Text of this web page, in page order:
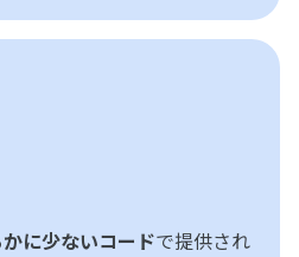
に少ないコードで提供され